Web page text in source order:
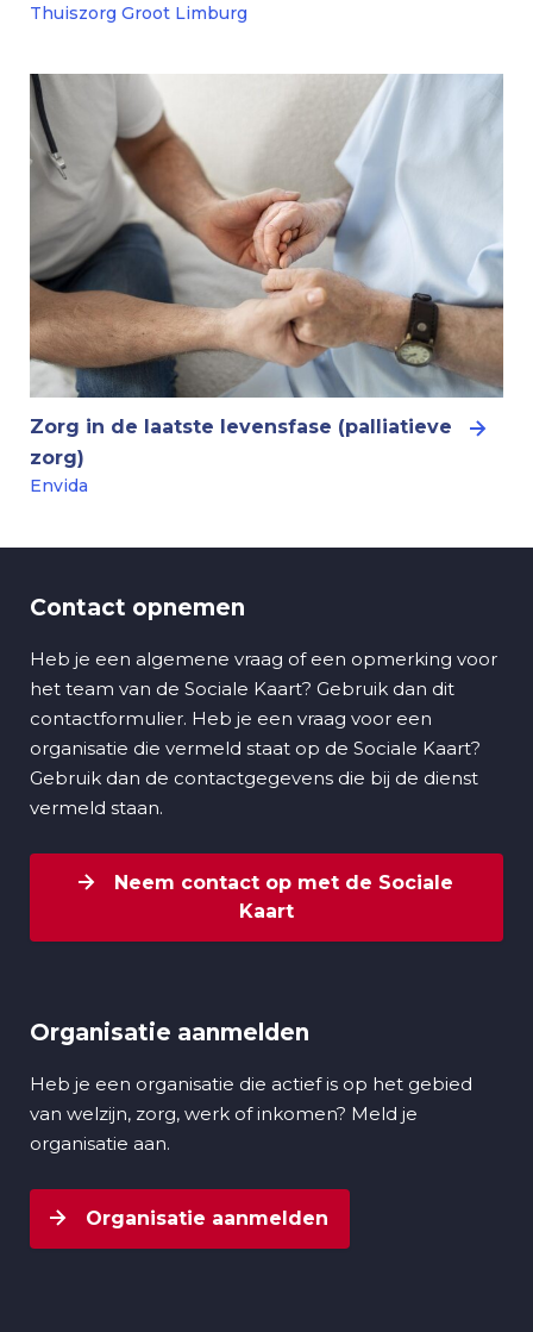
Thuiszorg Groot Limburg
Zorg in de laatste levensfase (palliatieve
zorg)
Envida
Contact opnemen
Heb je een algemene vraag of een opmerking voor
het team van de Sociale Kaart? Gebruik dan dit
contactformulier. Heb je een vraag voor een
organisatie die vermeld staat op de Sociale Kaart?
Gebruik dan de contactgegevens die bij de dienst
vermeld staan.
Neem contact op met de Sociale
Kaart
Organisatie aanmelden
Heb je een organisatie die actief is op het gebied
van welzijn, zorg, werk of inkomen? Meld je
organisatie aan.
Organisatie aanmelden